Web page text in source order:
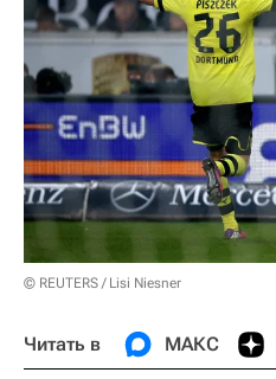
© REUTERS / Lisi Niesner
Читать в МАКС